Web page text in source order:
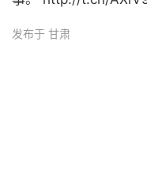
发布于 甘肃